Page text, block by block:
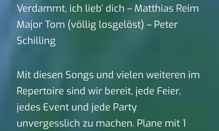
Verdammt, ich lieb’ dich – Matthias Reim
Major Tom (völlig losgelöst) – Peter
Schilling
Mit diesen Songs und vielen weiteren im
Repertoire sind wir bereit, jede Feier,
jedes Event und jede Party
unvergesslich zu machen. Plane mit 1